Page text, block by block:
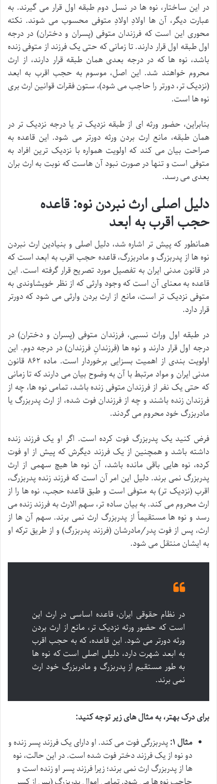
در این ساختار، نوه ها در نسل دوم طبقه اول قرار می گیرند. به
عبارت دیگر، آن ها اولادِ اولادِ متوفی محسوب می شوند. نکته
محوری این است که فرزندان متوفی (پسران و دختران) در درجه
اول طبقه اول قرار دارند. تا زمانی که حتی یک فرزند از متوفی زنده
باشد، نوه ها که در درجه بعدی همان طبقه قرار دارند، از ارث
محروم خواهند شد. این اصل، موسوم به حجب اقرب به ابعد
(نزدیک تر، دورتر را حاجب می شود)، ستون فقرات قوانین ارث بری
نوه ها است.
بنابراین، حضور ورثه ای از طبقه نزدیک تر یا درجه نزدیک تر در
همان طبقه، مانع ارث بردن ورثه دورتر می شود. این قاعده به
صراحت بیان می کند که اولویت همواره با نزدیک ترین افراد به
متوفی است و تنها در صورت نبود آن هاست که نوبت به ارث بران
بعدی می رسد.
دلیل اصلی ارث نبردن نوه: قاعده
حجب اقرب به ابعد
همانطور که پیش تر اشاره شد، دلیل اصلی و بنیادین ارث نبردن
نوه ها از پدربزرگ و مادربزرگ، قاعده حجب اقرب به ابعد است که
در قانون مدنی ایران به تفصیل مورد تصریح قرار گرفته است. این
قاعده به معنای آن است که وجود وارثی که از نظر خویشاوندی به
متوفی نزدیک تر است، مانع از ارث بردن وارثی می شود که دورتر
قرار دارد.
در طبقه اول وراث نسبی، فرزندان متوفی (پسران و دختران) در
درجه اول قرار دارند و نوه ها (فرزندانِ فرزندان) در درجه دوم. این
اولویت بندی از اهمیت بسزایی برخوردار است. ماده ۸۶۲ قانون
مدنی ایران و مواد مرتبط با آن به وضوح بیان می دارند که تا زمانی
که حتی یک نفر از فرزندان متوفی زنده باشد، تمامی نوه ها، چه از
فرزندان زنده باشند و چه از فرزندان فوت شده، از ارث پدربزرگ یا
مادربزرگ خود محروم می گردند.
فرض کنید یک پدربزرگ فوت کرده است. اگر او یک فرزند زنده
داشته باشد و همچنین از یک فرزند دیگرش که پیش از او فوت
کرده، نوه هایی باقی مانده باشد، آن نوه ها هیچ سهمی از ارث
پدربزرگ نمی برند. دلیل این امر آن است که فرزند زنده پدربزرگ،
اقرب (نزدیک تر) به متوفی است و طبق قاعده حجب، نوه ها را از
ارث محروم می کند. به بیان ساده تر، سهم الارث به فرزند زنده می
رسد و نوه ها مستقیماً از پدربزرگ ارث نمی برند. سهم آن ها از
ارث، پس از فوت پدر/مادرشان (فرزند پدربزرگ) و از طریق ترکه او
به ایشان منتقل می شود.
در نظام حقوقی ایران، قاعده اساسی در ارث این
است که حضور ورثه نزدیک تر، مانع از ارث بردن
ورثه دورتر می شود. این قاعده، که به حجب اقرب
به ابعد شهرت دارد، دلیلی اصلی است که نوه ها
به طور مستقیم از پدربزرگ و مادربزرگ خود ارث
نمی برند.
برای درک بهتر، به مثال های زیر توجه کنید:
مثال ۱:
پدربزرگی فوت می کند. او دارای یک فرزند پسر زنده و
دو نوه از یک فرزند دختر فوت شده است. در این حالت، نوه
ها از پدربزرگ ارث نمی برند؛ زیرا فرزند پسر او زنده است و